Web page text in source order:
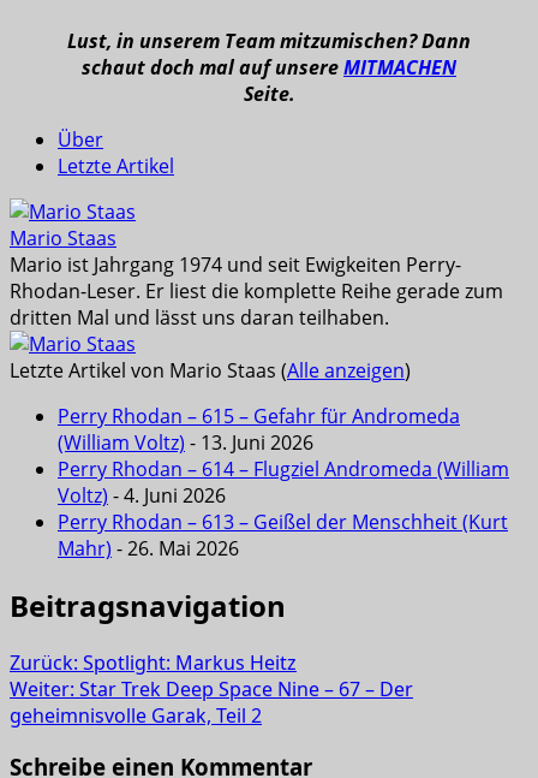
Lust, in unserem Team mitzumischen? Dann
schaut doch mal auf unsereMITMACHEN
Seite.
Über
Letzte Artikel
Mario Staas
Mario ist Jahrgang 1974 und seit Ewigkeiten Perry-
Rhodan-Leser. Er liest die komplette Reihe gerade zum
dritten Mal und lässt uns daran teilhaben.
Letzte Artikel von Mario Staas (Alle anzeigen)
Perry Rhodan – 615 – Gefahr für Andromeda
(William Voltz) - 13. Juni 2026
Perry Rhodan – 614 – Flugziel Andromeda (William
Voltz) - 4. Juni 2026
Perry Rhodan – 613 – Geißel der Menschheit (Kurt
Mahr) - 26. Mai 2026
Beitragsnavigation
Zurück: Spotlight: Markus Heitz
Weiter: Star Trek Deep Space Nine – 67 – Der
geheimnisvolle Garak, Teil 2
Schreibe einen Kommentar